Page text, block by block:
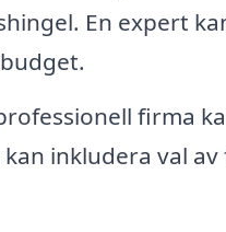
En expert
firma
inkludera val